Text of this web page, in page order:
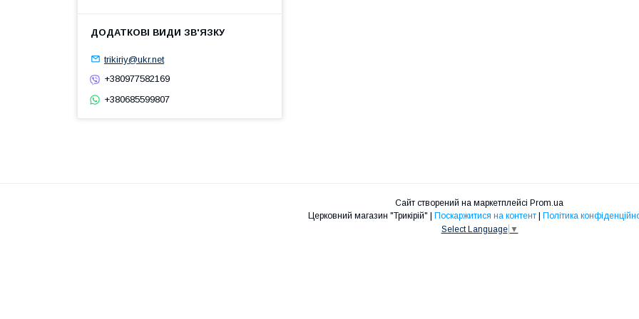
trikiriy@ukr.net
+380977582169
+380685599807
Сайт створений на маркетплейсі Prom.ua
Поскаржитися на контент
Політика
Select Language ▼